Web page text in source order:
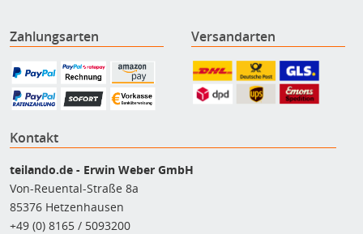
Zahlungsarten Versandarten
Kontakt
teilando.de - Erwin Weber GmbH
Von-Reuental-Straße 8a
85376 Hetzenhausen
+49 (0) 8165 / 5093200